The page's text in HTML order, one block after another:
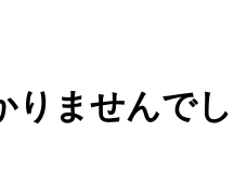
りませんでし